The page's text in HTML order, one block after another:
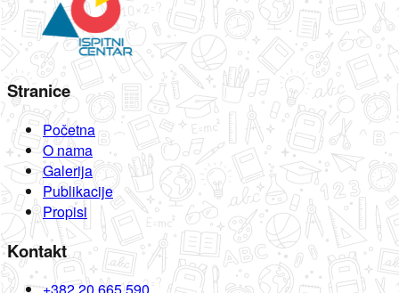
Stranice
Početna
O nama
Galerija
Publikacije
Propisi
Kontakt